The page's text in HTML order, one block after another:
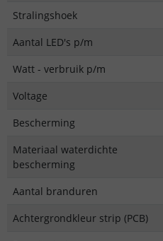
Stralingshoek
Aantal LED's p/m
Watt - verbruik p/m
Voltage
Bescherming
Materiaal waterdichte
bescherming
Aantal branduren
Achtergrondkleur strip (PCB)